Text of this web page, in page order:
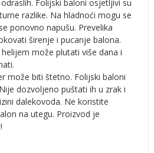
Folijski baloni osjetljivi su
razlike. Na hladnoći mogu se
ponovno napušu. Prevelika
širenje i pucanje balona.
može plutati više dana i
može biti štetno. Folijski baloni
dozvoljeno puštati ih u zrak i
dalekovoda. Ne koristite
na utegu. Proizvod je